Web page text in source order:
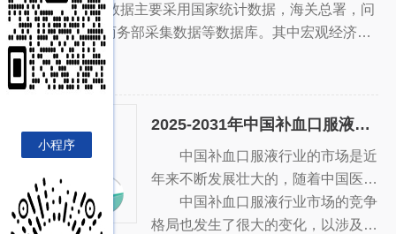
章。首先介绍了酵母Β-葡聚糖（右旋糖酐）行业市场发展
环境、酵母Β-葡聚糖（右旋糖酐）整体运行态势等，接着
分析了酵母Β-葡聚糖（右旋糖酐）行业市场运行的现状，
然后介绍了酵母Β-葡聚糖（右旋糖酐）市场竞争格局。随
状况分析，最后分析了酵母Β-葡聚糖（右旋糖酐）行业发
展趋势与投资预测。您若想对酵母Β-葡聚糖（右旋糖酐）
产业有个系统的了解或者想投资酵母Β-葡聚糖（右旋糖
酐）行业，本报告是您不可或缺的重要工具。
本研究报告数据主要采用国家统计数据，海关总署，问
卷调查数据，商务部采集数据等数据库。其中宏观经济数
据主要来自国家统计局，部分行业统计数据主要来自国家
统计局及市场调研数据，企业数据主要来自于国统计局规
各类市场监测数据库。
...
分类：化学药
2025-2031年中国补血口服
液行业市场需求分析及投
资方向分析报告
2025-2031年中国补血口服液行业市场需求分析及投资方向分析报告
中国补血口服液行业的市场是近
年来不断发展壮大的，随着中国医疗
保健行业的发展，以及增加的高端医
疗产品需求，市场需求也不断增加，
中国补血口服液行业市场的竞争
格局也发生了很大的变化，以涉及国
小程序